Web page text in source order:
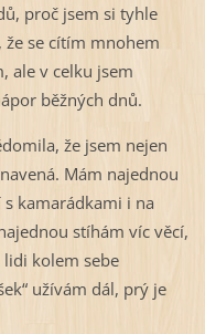
proč jsem si tyhle
se cítím mnohem
ale v celku jsem
běžných dnů.
že jsem nejen
Mám najednou
kamarádkami i na
stíhám víc věcí,
kolem sebe
užívám dál, prý je